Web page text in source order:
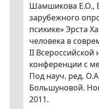
Шамшикова Е.О.,
зарубежного
психике» Эрста
человека в
II Всероссийской
конференции с
Под науч. ред.
Большуновой.
2011.